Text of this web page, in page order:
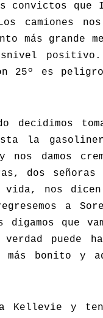
convictos que
camiones nos
más grande
25º es
decidimos
la
y nos damos
dos
nos dicen
a
digamos que
verdad
más bonito y
a Kellevie y